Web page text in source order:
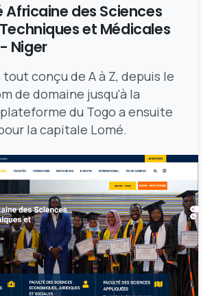
Africaine des Sciences
et Médicales
Niger
tout conçu de A à Z, depuis le
de domaine jusqu'à la
du Togo a ensuite
la capitale Lomé.